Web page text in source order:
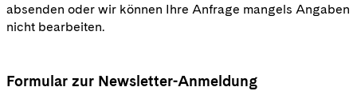
absenden oder wir können Ihre Anfrage mangels Angaben
nicht bearbeiten.
Formular zur Newsletter-Anmeldung